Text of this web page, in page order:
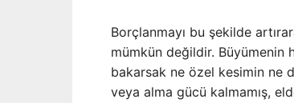
Borçlanmayı bu şekilde
mümkün değildir. Büyümenin
bakarsak ne özel kesimin ne
veya alma gücü kalmamış,